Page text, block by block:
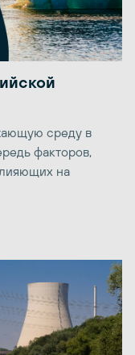
среду в
факторов,
на